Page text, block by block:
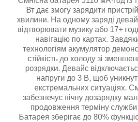
Вт дає змогу зарядити
хвилини. На одному заряді
відтворювати музику або 17+
навігацію по картах.
технологіям акумулятор
стійкість до холоду зі
розрядки. Девайс
напруги до 3 В, щоб
екстремальних ситуаціях.
забезпечує нічну дозарядку
продовження терміну
Батарея зберігає до 80%